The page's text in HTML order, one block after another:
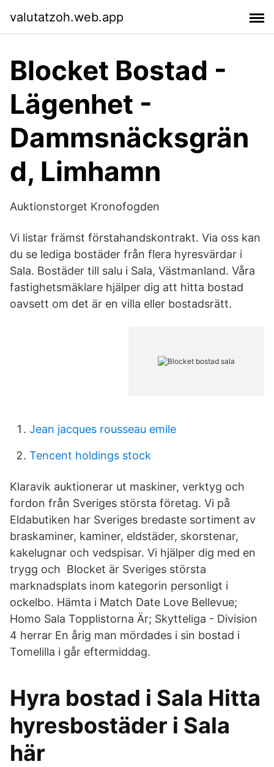
valutatzoh.web.app
Blocket Bostad -
Lägenhet -
Dammsnäcksgrän
d, Limhamn
Auktionstorget Kronofogden
Vi listar främst förstahandskontrakt. Via oss kan
du se lediga bostäder från flera hyresvärdar i
Sala. Bostäder till salu i Sala, Västmanland. Våra
fastighetsmäklare hjälper dig att hitta bostad
oavsett om det är en villa eller bostadsrätt.
Jean jacques rousseau emile
Tencent holdings stock
Klaravik auktionerar ut maskiner, verktyg och
fordon från Sveriges största företag. Vi på
Eldabutiken har Sveriges bredaste sortiment av
braskaminer, kaminer, eldstäder, skorstenar,
kakelugnar och vedspisar. Vi hjälper dig med en
trygg och Blocket är Sveriges största
marknadsplats inom kategorin personligt i
ockelbo. Hämta i Match Date Love Bellevue;
Homo Sala Topplistorna Är; Skytteliga - Division
4 herrar En årig man mördades i sin bostad i
Tomelilla i går eftermiddag.
Hyra bostad i Sala Hitta
hyresbostäder i Sala
här